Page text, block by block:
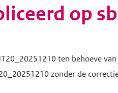
op
ten behoeve van
zonder de